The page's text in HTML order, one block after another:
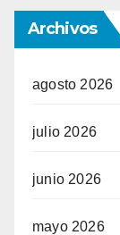
Archivos
agosto 2026
julio 2026
junio 2026
mayo 2026